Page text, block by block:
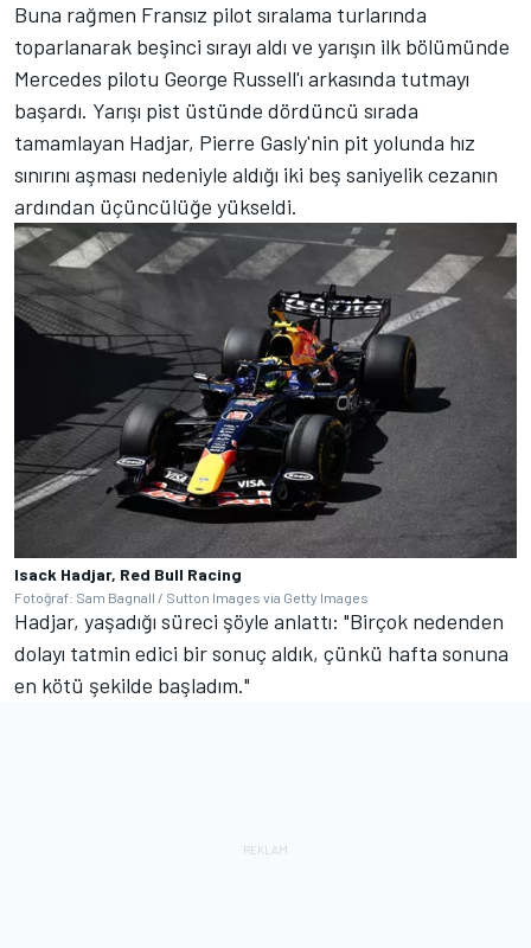
Buna rağmen Fransız pilot sıralama turlarında
toparlanarak beşinci sırayı aldı ve yarışın ilk bölümünde
Mercedes pilotu George Russell'ı arkasında tutmayı
başardı. Yarışı pist üstünde dördüncü sırada
tamamlayan Hadjar, Pierre Gasly'nin pit yolunda hız
sınırını aşması nedeniyle aldığı iki beş saniyelik cezanın
ardından üçüncülüğe yükseldi.
Isack Hadjar, Red Bull Racing
Fotoğraf: Sam Bagnall / Sutton Images via Getty Images
Hadjar, yaşadığı süreci şöyle anlattı: "Birçok nedenden
dolayı tatmin edici bir sonuç aldık, çünkü hafta sonuna
en kötü şekilde başladım."